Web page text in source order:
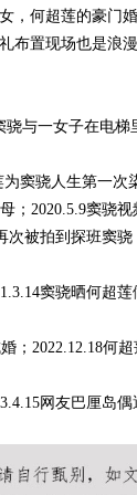
何超莲的豪门
布置现场也是浪漫
与一女子在电
窦骁人生第一次
；2020.5.9窦骁视
被拍到探班窦
窦骁晒何超
；2022.12.18何
网友巴厘岛